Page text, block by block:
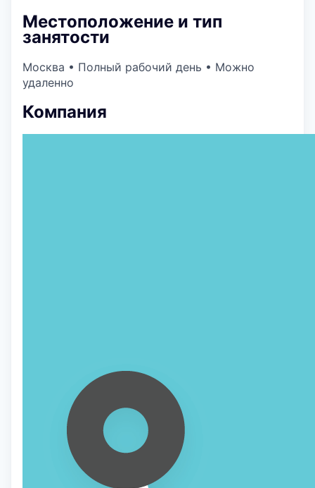
Местоположение и тип
занятости
Москва • Полный рабочий день • Можно
удаленно
Компания